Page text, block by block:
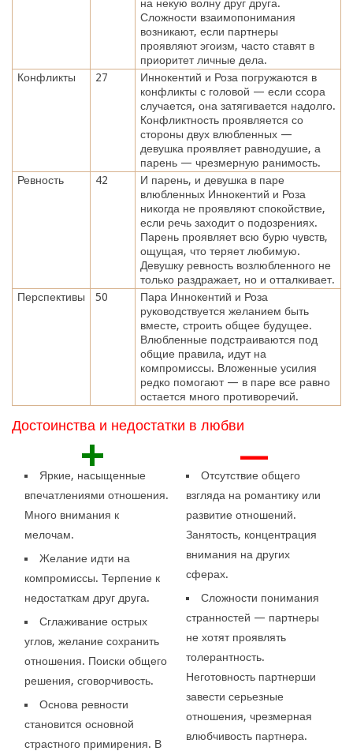
на некую волну друг друга.
Сложности взаимопонимания
возникают, если партнеры
проявляют эгоизм, часто ставят в
приоритет личные дела.
Конфликты
27
Иннокентий и Роза погружаются в
конфликты с головой — если ссора
случается, она затягивается надолго.
Конфликтность проявляется со
стороны двух влюбленных —
девушка проявляет равнодушие, а
парень — чрезмерную ранимость.
Ревность
42
И парень, и девушка в паре
влюбленных Иннокентий и Роза
никогда не проявляют спокойствие,
если речь заходит о подозрениях.
Парень проявляет всю бурю чувств,
ощущая, что теряет любимую.
Девушку ревность возлюбленного не
только раздражает, но и отталкивает.
Перспективы
50
Пара Иннокентий и Роза
руководствуется желанием быть
вместе, строить общее будущее.
Влюбленные подстраиваются под
общие правила, идут на
компромиссы. Вложенные усилия
редко помогают — в паре все равно
остается много противоречий.
Достоинства и недостатки в любви
+
Яркие, насыщенные
впечатлениями отношения.
Много внимания к
мелочам.
Желание идти на
компромиссы. Терпение к
недостаткам друг друга.
Сглаживание острых
углов, желание сохранить
отношения. Поиски общего
решения, сговорчивость.
Основа ревности
становится основной
страстного примирения. В
—
Отсутствие общего
взгляда на романтику или
развитие отношений.
Занятость, концентрация
внимания на других
сферах.
Сложности понимания
странностей — партнеры
не хотят проявлять
толерантность.
Неготовность партнерши
завести серьезные
отношения, чрезмерная
влюбчивость партнера.